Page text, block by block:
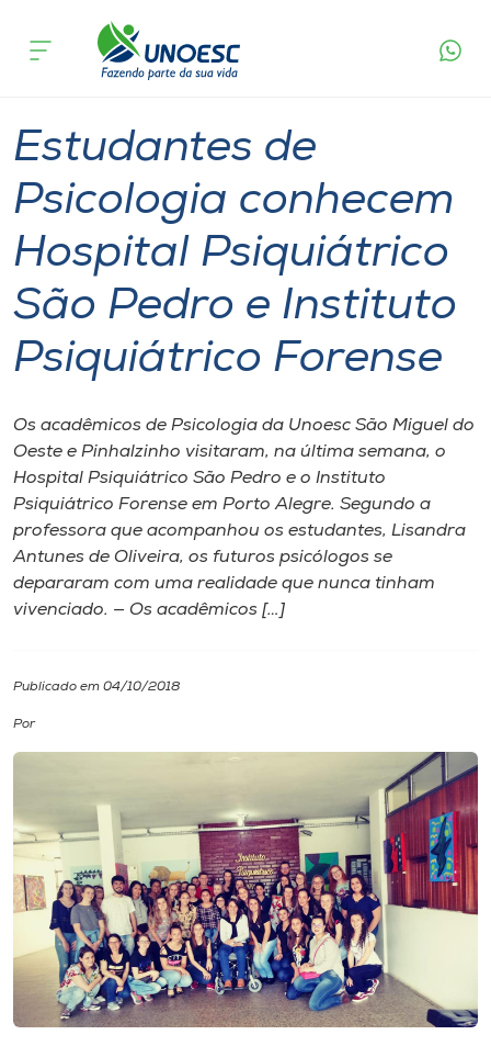
Cursos
Pesquisa
Atendimento ao Estudante
Portal de Ensino
Internacionalização
I.nova
Diplomados
Biblioteca
Editora
Rádio
Museu
acontece
Forense
Estudantes de
Psicologia conhecem
Hospital Psiquiátrico
São Pedro e Instituto
Psiquiátrico Forense
Os acadêmicos de Psicologia da Unoesc São Miguel do
Oeste e Pinhalzinho visitaram, na última semana, o
Hospital Psiquiátrico São Pedro e o Instituto
Psiquiátrico Forense em Porto Alegre. Segundo a
professora que acompanhou os estudantes, Lisandra
Antunes de Oliveira, os futuros psicólogos se
depararam com uma realidade que nunca tinham
vivenciado. — Os acadêmicos […]
Publicado em 04/10/2018
Por